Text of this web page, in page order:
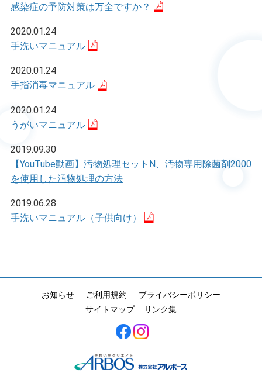
感染症の予防対策は万全ですか？
2020.01.24
手洗いマニュアル
2020.01.24
手指消毒マニュアル
2020.01.24
うがいマニュアル
2019.09.30
【YouTube動画】汚物処理セットN、汚物専用除菌剤2000
を使用した汚物処理の方法
2019.06.28
手洗いマニュアル（子供向け）
お知らせ ご利用規約
プライバシーポリシー
サイトマップ
リンク集